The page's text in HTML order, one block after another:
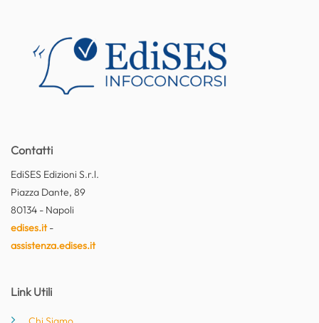
Contatti
EdiSES Edizioni S.r.l.
Piazza Dante, 89
80134 - Napoli
edises.it-
assistenza.edises.it
Link Utili